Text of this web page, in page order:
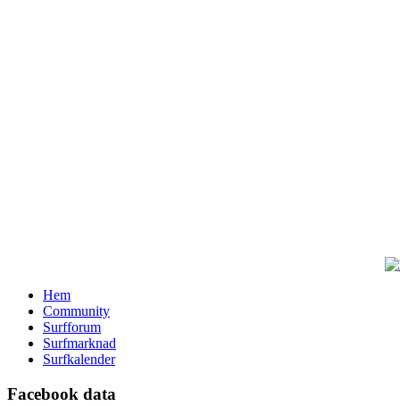
Hem
Community
Surfforum
Surfmarknad
Surfkalender
Facebook data